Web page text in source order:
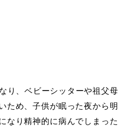
り、ベビーシッターや祖父母
ため、子供が眠った夜から明
なり精神的に病んでしまった